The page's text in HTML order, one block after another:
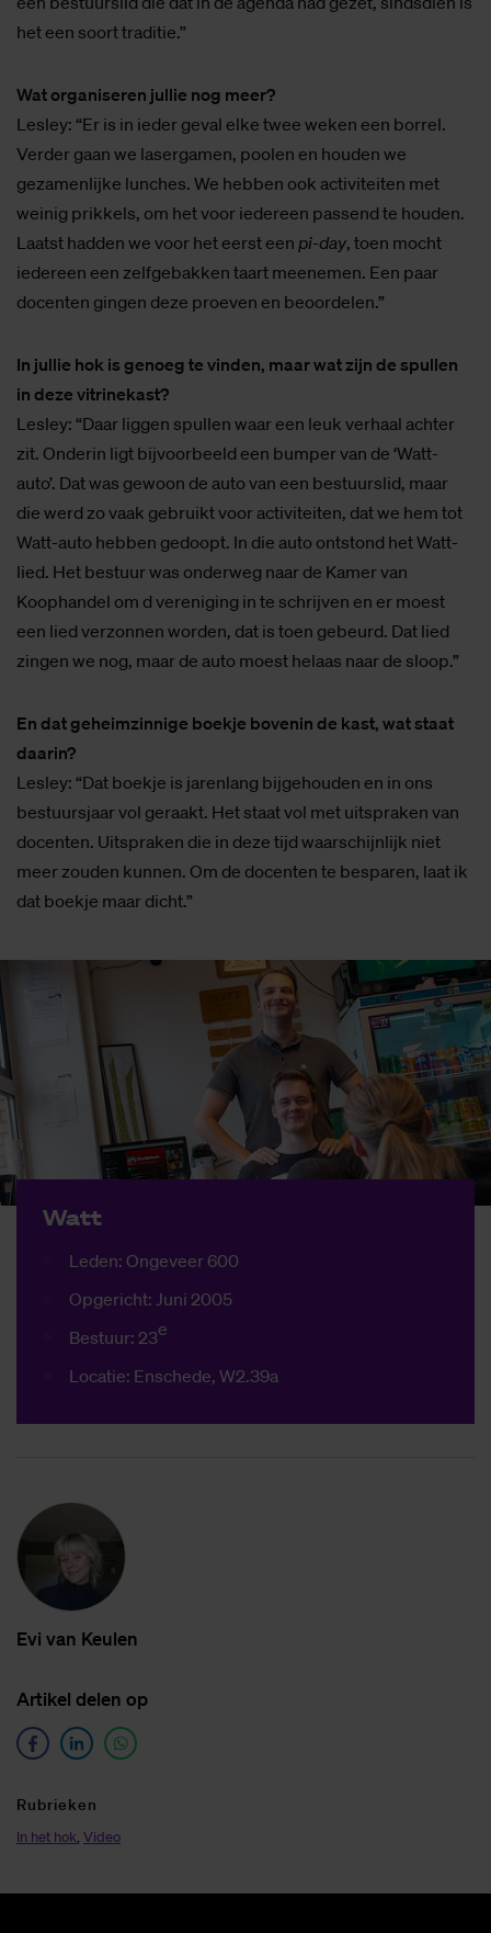
het een soort traditie.”
Wat organiseren jullie nog meer?
Lesley: “Er is in ieder geval elke twee weken een borrel.
Verder gaan we lasergamen, poolen en houden we
gezamenlijke lunches. We hebben ook activiteiten met
weinig prikkels, om het voor iedereen passend te houden.
Laatst hadden we voor het eerst een pi-day, toen mocht
iedereen een zelfgebakken taart meenemen. Een paar
docenten gingen deze proeven en beoordelen.”
In jullie hok is genoeg te vinden, maar wat zijn de spullen
in deze vitrinekast?
Lesley: “Daar liggen spullen waar een leuk verhaal achter
zit. Onderin ligt bijvoorbeeld een bumper van de ‘Watt-
auto’. Dat was gewoon de auto van een bestuurslid, maar
die werd zo vaak gebruikt voor activiteiten, dat we hem tot
Watt-auto hebben gedoopt. In die auto ontstond het Watt-
lied. Het bestuur was onderweg naar de Kamer van
Koophandel om d vereniging in te schrijven en er moest
een lied verzonnen worden, dat is toen gebeurd. Dat lied
zingen we nog, maar de auto moest helaas naar de sloop.”
En dat geheimzinnige boekje bovenin de kast, wat staat
daarin?
Lesley: “Dat boekje is jarenlang bijgehouden en in ons
bestuursjaar vol geraakt. Het staat vol met uitspraken van
docenten. Uitspraken die in deze tijd waarschijnlijk niet
meer zouden kunnen. Om de docenten te besparen, laat ik
dat boekje maar dicht.”
Watt
Leden: Ongeveer 600
Opgericht: Juni 2005
Bestuur: 23e
Locatie: Enschede, W2.39a
Evi van Keu­len
Ar­ti­kel de­len op
Ru­brie­ken
In het hok, Video